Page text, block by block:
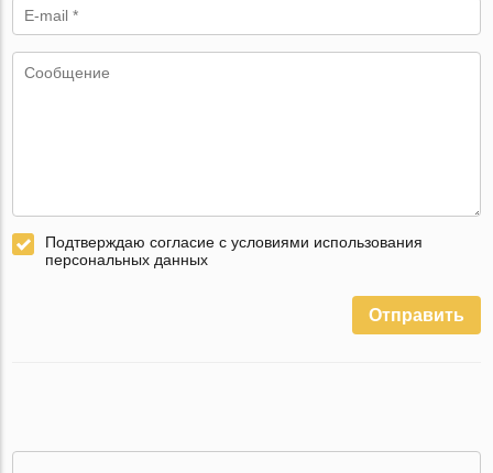
Подтверждаю согласие с условиями использования
персональных данных
Отправить